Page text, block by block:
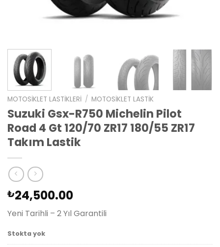
MOTOSIKLET LASTIKLERI / MOTOSIKLET LASTIK
Suzuki Gsx-R750 Michelin Pilot
Road 4 Gt 120/70 ZR17 180/55 ZR17
Takım Lastik
₺24,500.00
Yeni Tarihli – 2 Yıl Garantili
Stokta yok